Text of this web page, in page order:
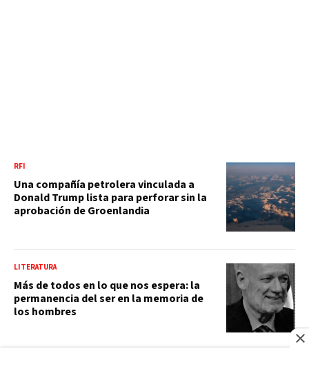
RFI
Una compañía petrolera vinculada a
Donald Trump lista para perforar sin la
aprobación de Groenlandia
LITERATURA
Más de todos en lo que nos espera: la
permanencia del ser en la memoria de
los hombres